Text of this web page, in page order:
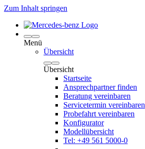
Zum Inhalt springen
Menü
Übersicht
Übersicht
Startseite
Ansprechpartner finden
Beratung vereinbaren
Servicetermin vereinbaren
Probefahrt vereinbaren
Konfigurator
Modellübersicht
Tel: +49 561 5000-0